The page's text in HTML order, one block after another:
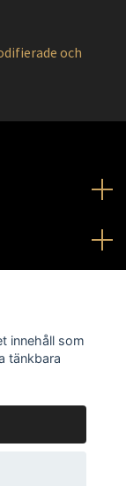
och
innehåll som
tänkbara